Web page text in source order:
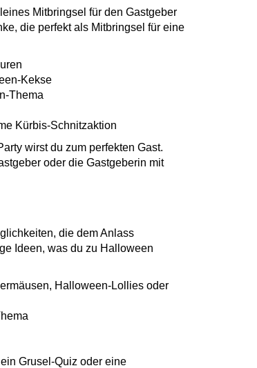
Mitbringsel für den Gastgeber
die perfekt als Mitbringsel für eine
Kekse
Thema
Kürbis-Schnitzaktion
wirst du zum perfekten Gast.
oder die Gastgeberin mit
die dem Anlass
Ideen, was du zu Halloween
Halloween-Lollies oder
Grusel-Quiz oder eine